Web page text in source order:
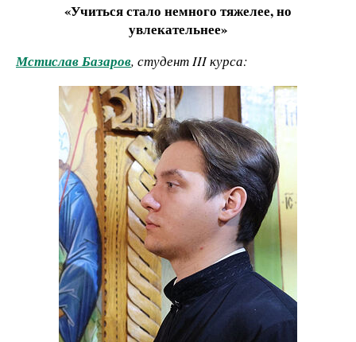
«Учиться стало немного тяжелее, но
увлекательнее»
Мстислав Базаров, студент III курса: